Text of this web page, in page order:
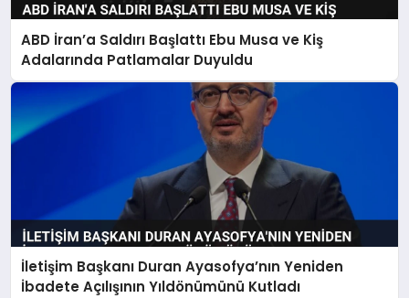
ABD İran’a Saldırı Başlattı Ebu Musa ve Kiş
Adalarında Patlamalar Duyuldu
İletişim Başkanı Duran Ayasofya’nın Yeniden
İbadete Açılışının Yıldönümünü Kutladı